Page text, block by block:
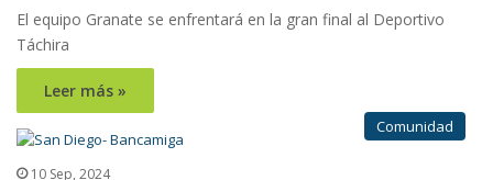
El equipo Granate se enfrentará en la gran final al Deportivo
Táchira
Leer más »
Comunidad
10 Sep, 2024